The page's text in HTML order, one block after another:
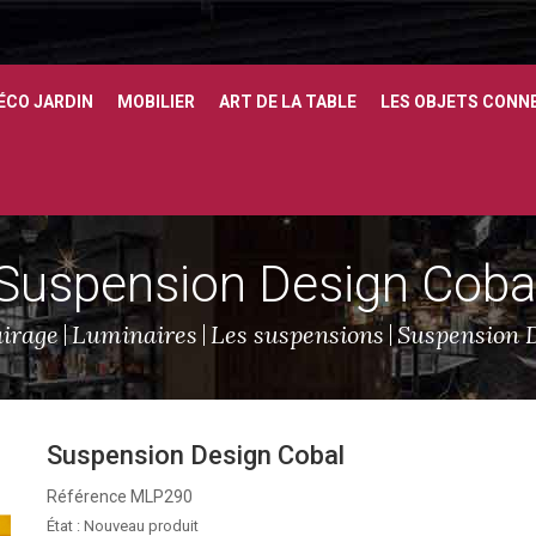
JARDIN MOBILIER ART DE LA TABLE LES OBJETS
Design
Luminaires Les suspensions Suspension
Suspension Design Cobal
Référence MLP290
État : Nouveau produit